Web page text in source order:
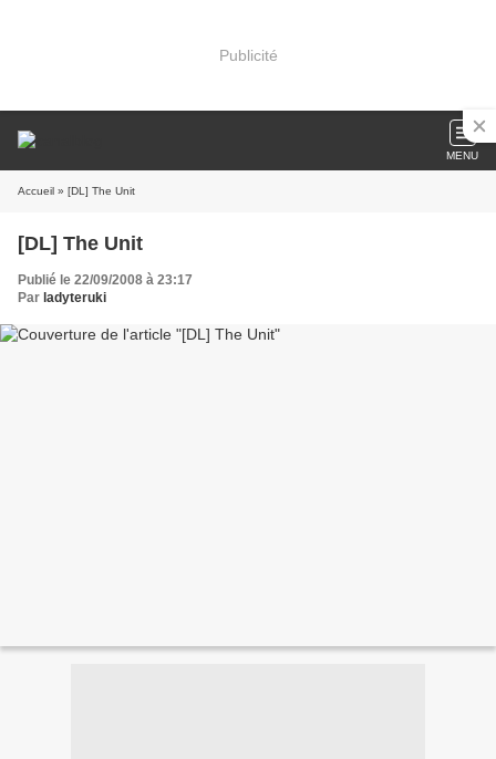
Publicité
MENU
Accueil » [DL] The Unit
[DL] The Unit
Publié le 22/09/2008 à 23:17
Par ladyteruki